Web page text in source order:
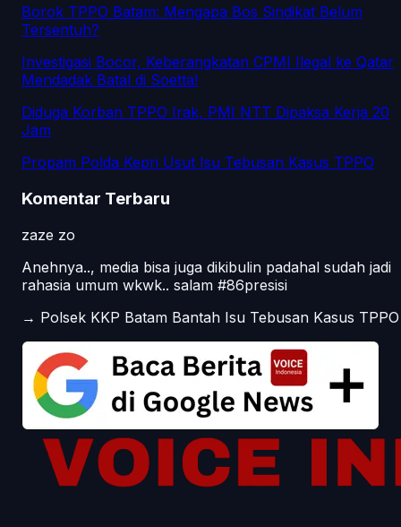
Borok TPPO Batam: Mengapa Bos Sindikat Belum
Tersentuh?
Investigasi Bocor, Keberangkatan CPMI Ilegal ke Qatar
Mendadak Batal di Soetta!
Diduga Korban TPPO Irak, PMI NTT Dipaksa Kerja 20
Jam
Propam Polda Kepri Usut Isu Tebusan Kasus TPPO
Komentar Terbaru
zaze zo
Anehnya.., media bisa juga dikibulin padahal sudah jadi
rahasia umum wkwk.. salam #86presisi
→ Polsek KKP Batam Bantah Isu Tebusan Kasus TPPO